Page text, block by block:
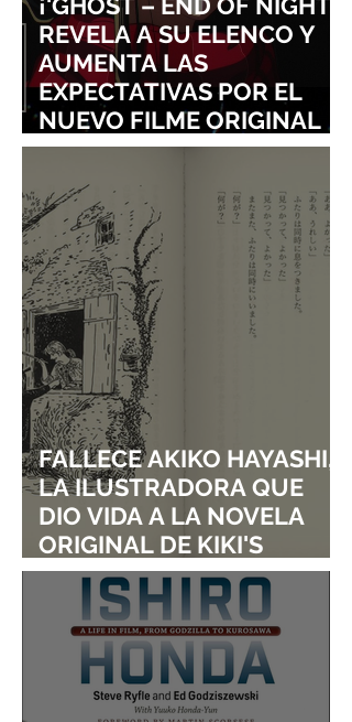
REVELA A SU ELENCO Y
AUMENTA LAS
EXPECTATIVAS POR EL
NUEVO FILME ORIGINAL
DE SHINGO NATSUME!
FALLECE AKIKO HAYASHI,
LA ILUSTRADORA QUE
DIO VIDA A LA NOVELA
ORIGINAL DE KIKI'S
DELIVERY SERVICE